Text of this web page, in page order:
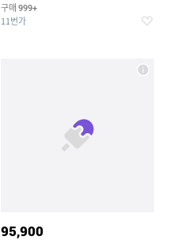
구매 999+
11번가
95,900